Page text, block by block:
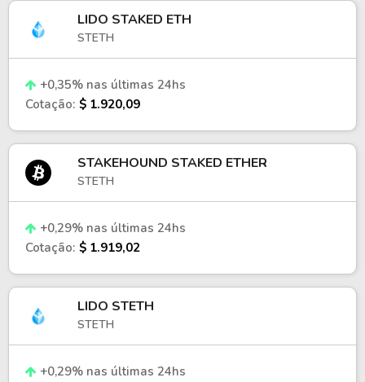
LIDO STAKED ETH
STETH
+0,35% nas últimas 24hs
Cotação: $ 1.920,09
STAKEHOUND STAKED ETHER
STETH
+0,29% nas últimas 24hs
Cotação: $ 1.919,02
LIDO STETH
STETH
+0,29% nas últimas 24hs